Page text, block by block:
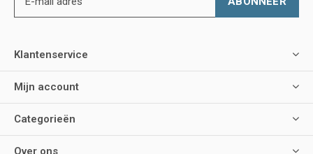
Klantenservice
Mijn account
Categorieën
Over ons